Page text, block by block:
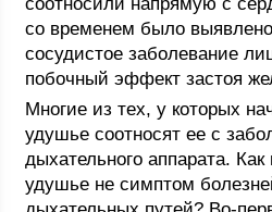
со временем было
сосудистое заболевание
побочный эффект застоя
Многие из тех, у которых
удушье соотносят ее с
дыхательного аппарата.
удушье не симптом